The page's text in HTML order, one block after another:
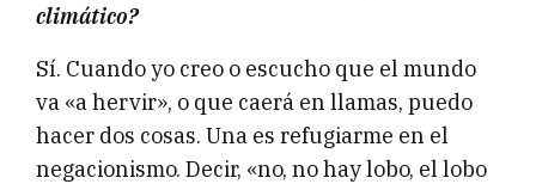
climático?
Sí. Cuando yo creo o escucho que el mundo
va «a hervir», o que caerá en llamas, puedo
hacer dos cosas. Una es refugiarme en el
negacionismo. Decir, «no, no hay lobo, el lobo